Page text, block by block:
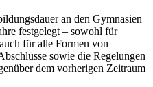
an den Gymnasien
festgelegt – sowohl für
für alle Formen von
sowie die Regelungen
dem vorherigen Zeitraum